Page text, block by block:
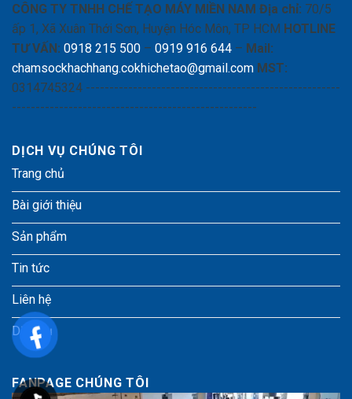
CÔNG TY TNHH CHẾ TẠO MÁY MIỀN NAM Địa chỉ: 70/5
ấp 1, Xã Xuân Thới Sơn, Huyện Hóc Môn, TP HCM HOTLINE
TƯ VẤN: 0918 215 500 – 0919 916 644 – Mail:
chamsockhachhang.cokhichetao@gmail.com MST:
0314745324 ------------------------------------------------------
----------------------------------------------------
DỊCH VỤ CHÚNG TÔI
Trang chủ
Bài giới thiệu
Sản phẩm
Tin tức
Liên hệ
Dịch vụ
FANPAGE CHÚNG TÔI